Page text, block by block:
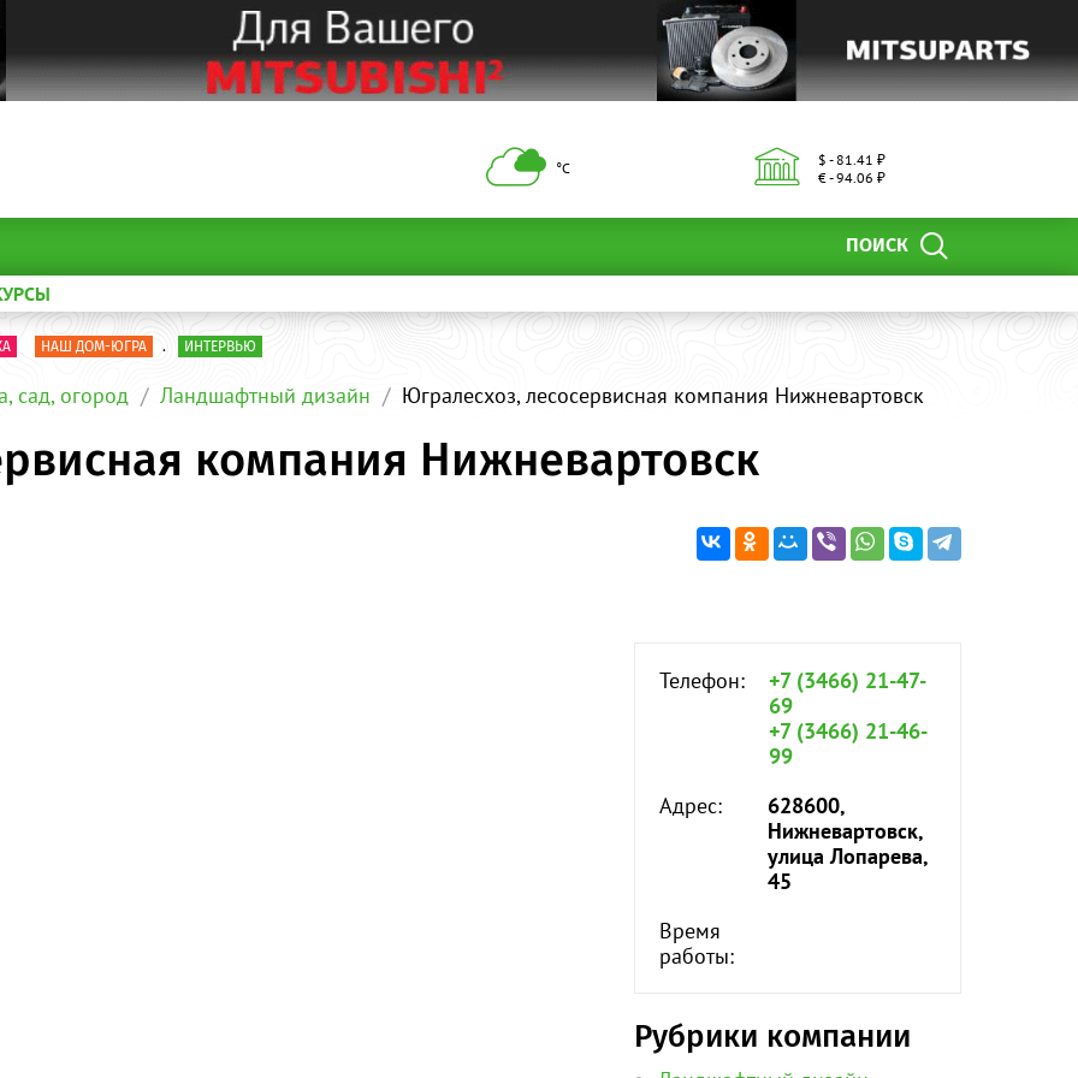
°С
$ - 81.41 ₽
€ - 94.06 ₽
ПОИСК
НАШ ДОМ-ЮГРА . ИНТЕРВЬЮ
сад, огород Ландшафтный дизайн Югралесхоз, лесосервисная компания Нижневартовск
компания Нижневартовск
Телефон:
+7 (3466) 21-47-
69
+7 (3466) 21-46-
99
Адрес:
628600,
Нижневартовск,
улица Лопарева,
45
Время
работы:
Рубрики компании